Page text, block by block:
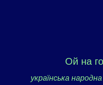
Ой на
українська